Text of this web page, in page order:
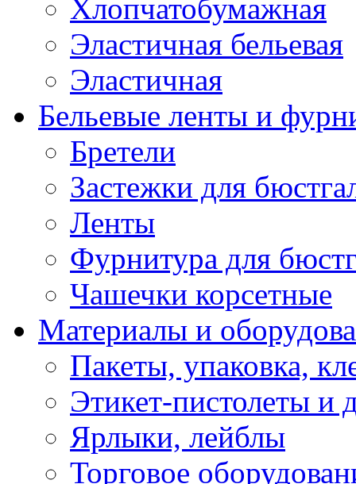
Хлопчатобумажная
Эластичная бельевая
Эластичная
Бельевые ленты и
Бретели
Застежки для
Ленты
Фурнитура для
Чашечки корсетные
Материалы и
Пакеты, упаковка,
Этикет-пистолеты и
Ярлыки, лейблы
Торговое